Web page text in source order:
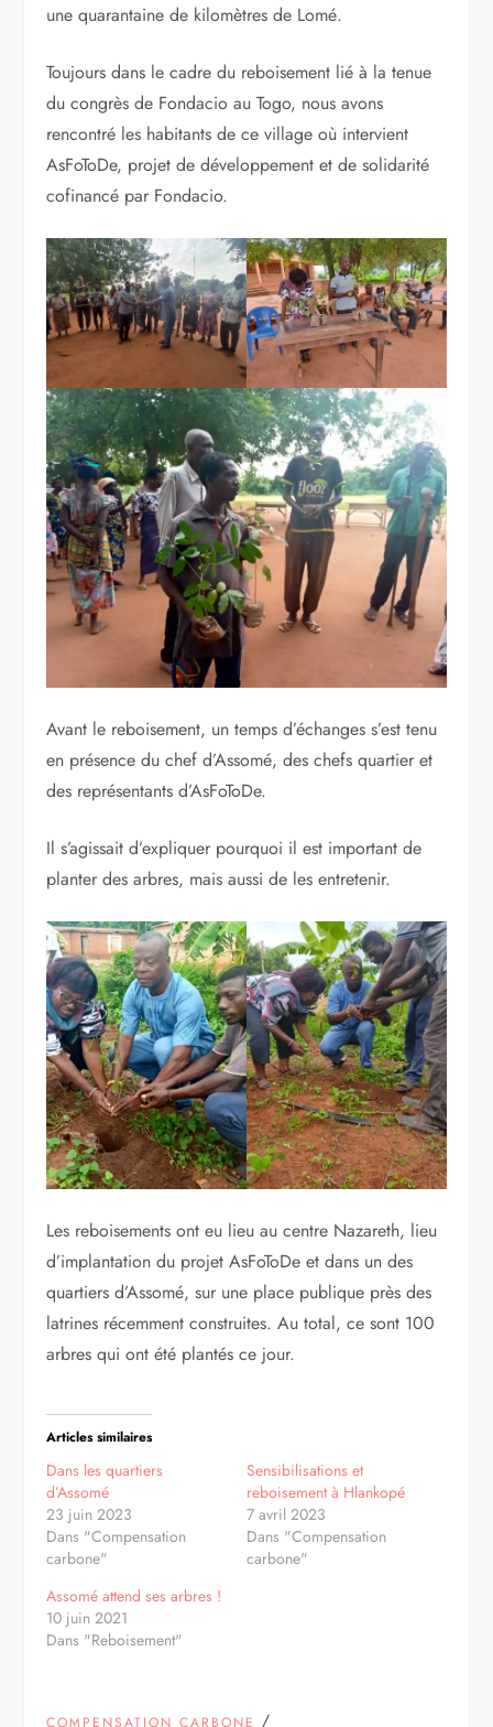
une quarantaine de kilomètres de Lomé.
Toujours dans le cadre du reboisement lié à la tenue
du congrès de Fondacio au Togo, nous avons
rencontré les habitants de ce village où intervient
AsFoToDe, projet de développement et de solidarité
cofinancé par Fondacio.
Avant le reboisement, un temps d’échanges s’est tenu
en présence du chef d’Assomé, des chefs quartier et
des représentants d’AsFoToDe.
Il s’agissait d’expliquer pourquoi il est important de
planter des arbres, mais aussi de les entretenir.
Les reboisements ont eu lieu au centre Nazareth, lieu
d’implantation du projet AsFoToDe et dans un des
quartiers d’Assomé, sur une place publique près des
latrines récemment construites. Au total, ce sont 100
arbres qui ont été plantés ce jour.
Articles similaires
Dans les quartiers
d’Assomé
23 juin 2023
Dans "Compensation
carbone"
Sensibilisations et
reboisement à Hlankopé
7 avril 2023
Dans "Compensation
carbone"
Assomé attend ses arbres !
10 juin 2021
Dans "Reboisement"
COMPENSATION CARBONE /